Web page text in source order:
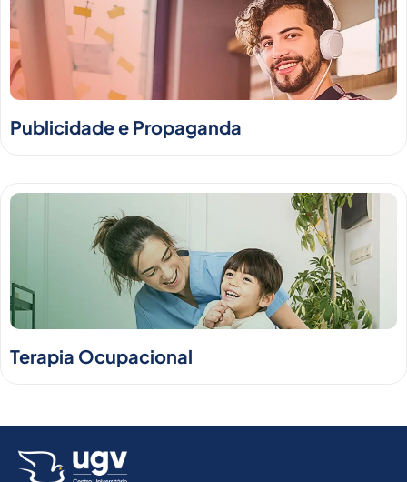
Publicidade e Propaganda
Terapia Ocupacional